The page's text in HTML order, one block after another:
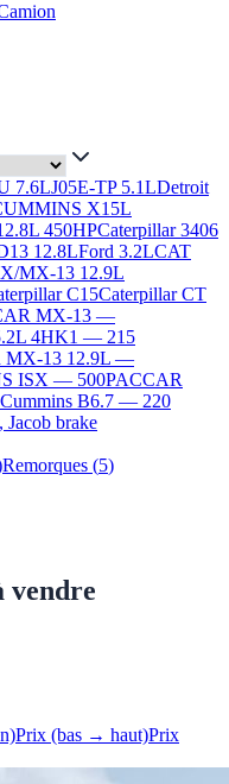
7.6LJ05E-TP 5.1LDetroit
X15L
450HPCaterpillar 3406
12.8LFord 3.2LCAT
MX-13 12.9L
C15Caterpillar CT
MX-13 —
4HK1 — 215
MX-13 12.9L —
ISX — 500PACCAR
Cummins B6.7 — 220
brake
Remorques (5)
vendre
Prix (bas → haut)Prix